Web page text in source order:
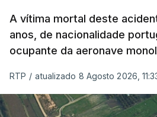
A vítima mortal deste
anos, de nacionalidade
ocupante da aeronave
RTP / atualizado 8 Agosto 2026,